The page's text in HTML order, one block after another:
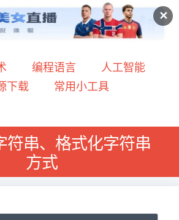
✕
编程语言
人工智能
下载
常用小工具
符串、格式化字符串
方式